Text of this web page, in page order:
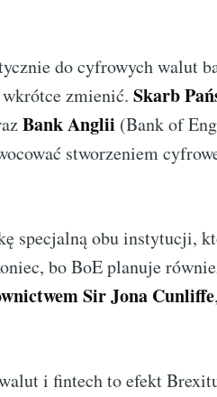
do cyfrowych walut
zmienić. Skarb
Bank Anglii (Bank of
stworzeniem
specjalną obu instytucji,
bo BoE planuje
Sir Jona Cunliffe,
i fintech to efekt